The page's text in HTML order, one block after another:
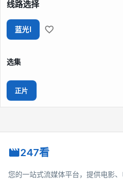
线路选择
蓝光I
选集
正片
247看
您的一站式流媒体平台，提供电影、